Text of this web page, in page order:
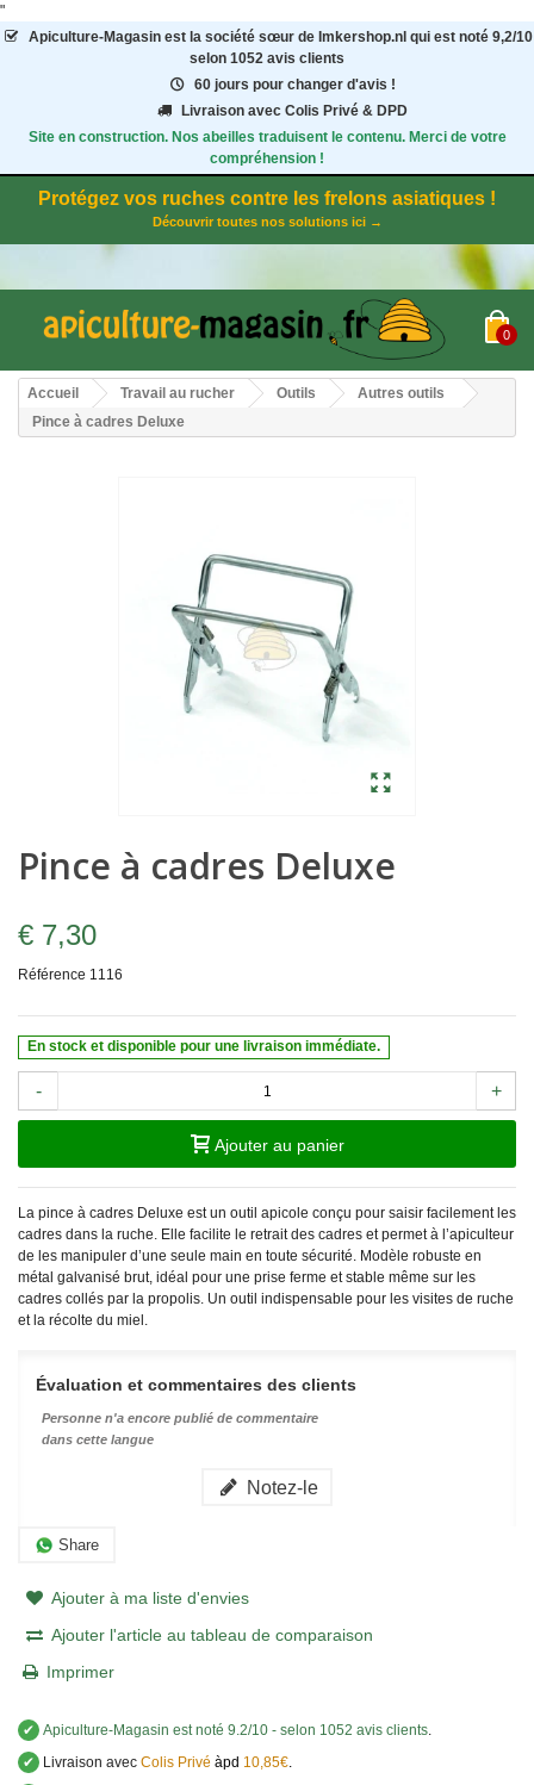
"
Apiculture-Magasinest la société sœur de Imkershop.nl qui est noté 9,2/10
selon 1052 avis clients
60 jours pour changer d'avis !
Livraison avec Colis Privé & DPD
Site en construction. Nos abeilles traduisent le contenu. Merci de votre
compréhension !
Protégez vos ruches contre les frelons asiatiques !
Découvrir toutes nos solutions ici →
0
Accueil Travail au rucher Outils
Autres outils
Pince à cadres Deluxe
Pince à cadres Deluxe
€ 7,30
Référence 1116
En stock et disponible pour une livraison immédiate.
- +
Ajouter au panier
La pince à cadres Deluxe est un outil apicole conçu pour saisir facilement les
cadres dans la ruche. Elle facilite le retrait des cadres et permet à l’apiculteur
de les manipuler d’une seule main en toute sécurité. Modèle robuste en
métal galvanisé brut, idéal pour une prise ferme et stable même sur les
cadres collés par la propolis. Un outil indispensable pour les visites de ruche
et la récolte du miel.
Évaluation et commentaires des clients
Personne n'a encore publié de commentaire
dans cette langue
Notez-le
Share
Ajouter à ma liste d'envies
Ajouter l'article au tableau de comparaison
Imprimer
✔ Apiculture-Magasin est noté 9.2/10 - selon 1052 avis clients.
✔
Livraison avec Colis Privé àpd 10,85€.